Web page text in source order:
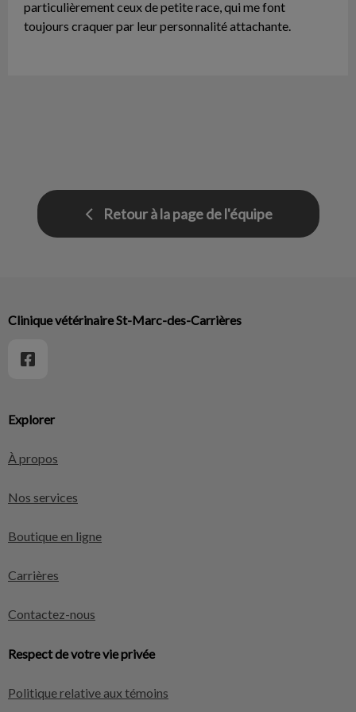
particulièrement ceux de petite race, qui me font
toujours craquer par leur personnalité attachante.
Retour à la page de l'équipe
Explorer
À propos
Nos services
Boutique en ligne
Carrières
Contactez-nous
Respect de votre vie privée
Politique relative aux témoins
Clinique vétérinaire St-Marc-des-Carrières